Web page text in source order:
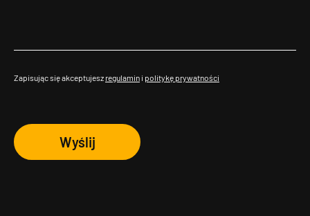
Zapisując się akceptujesz regulamin i politykę prywatności
Wyślij